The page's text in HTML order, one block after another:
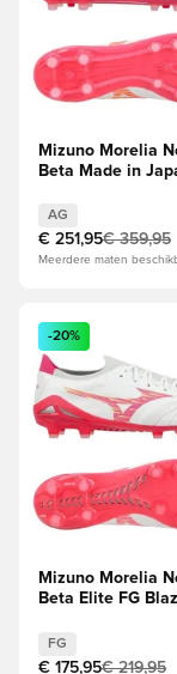
Mizuno Morelia
Beta Made in
Tetra/Roze
AG
€ 251,95€ 359,95
Meerdere maten
Opent een
-20%
Mizuno Morelia
Beta Elite FG
FG
€ 175,95€ 219,95